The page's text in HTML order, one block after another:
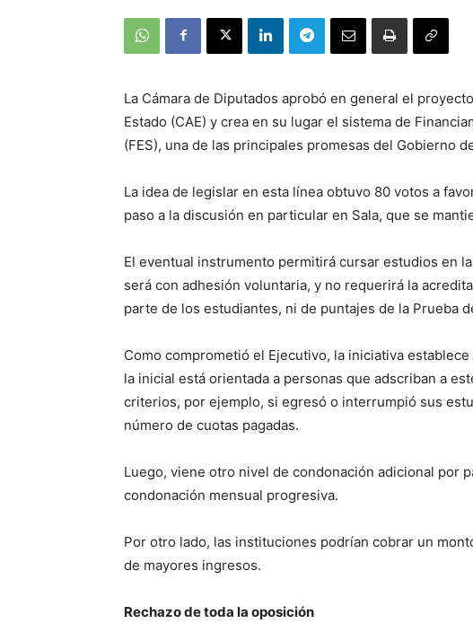
La Cámara de Diputados aprobó en general el
Estado (CAE) y crea en su lugar el sistema de
(FES), una de las principales promesas del Gobierno
La idea de legislar en esta línea obtuvo 80 votos a
paso a la discusión en particular en Sala, que se
El eventual instrumento permitirá cursar estudios en
será con adhesión voluntaria, y no requerirá la
parte de los estudiantes, ni de puntajes de la Prueba
Como comprometió el Ejecutivo, la iniciativa
la inicial está orientada a personas que adscriban a
criterios, por ejemplo, si egresó o interrumpió sus
número de cuotas pagadas.
Luego, viene otro nivel de condonación adicional por
condonación mensual progresiva.
Por otro lado, las instituciones podrían cobrar un
de mayores ingresos.
Rechazo de toda la oposición